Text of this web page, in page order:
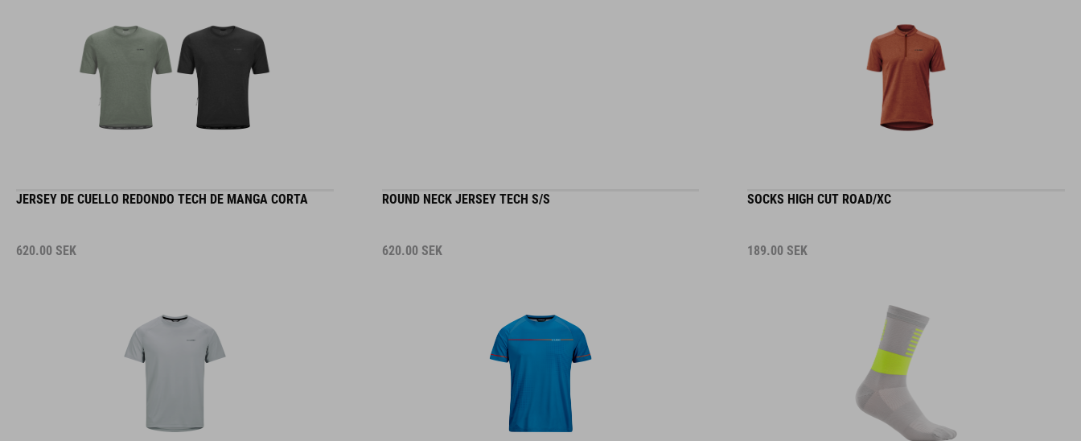
JERSEY DE CUELLO REDONDO TECH DE MANGA CORTA
620.00 SEK
ROUND NECK JERSEY TECH S/S
620.00 SEK
SOCKS HIGH CUT ROAD/XC
189.00 SEK